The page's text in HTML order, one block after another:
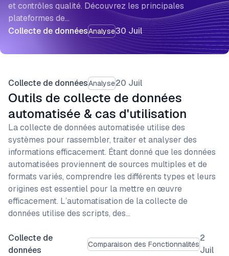
Collecte de donnéesAnalyse30 Juil
et contrôles qualité. Découvrez les principales
plateformes de…
Collecte de donnéesAnalyse20 Juil
Outils de collecte de données
automatisée & cas d'utilisation
La collecte de données automatisée utilise des
systèmes pour rassembler, traiter et analyser des
informations efficacement. Étant donné que les données
automatisées proviennent de sources multiples et de
formats variés, comprendre les différents types et leurs
origines est essentiel pour la mettre en œuvre
efficacement. L’automatisation de la collecte de
données utilise des scripts, des…
Collecte de
données
Comparaison des Fonctionnalités
2
Juil